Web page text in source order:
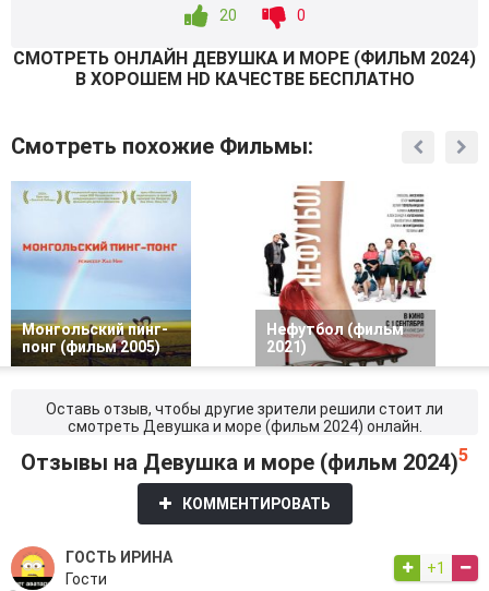
20 0
СМОТРEТЬ ОНЛАЙН ДЕВУШКА И МОРЕ (ФИЛЬМ 2024)
В ХОРОШЕМ HD КАЧЕСТВЕ БЕСПЛАТНО
Смотреть похожие Фильмы:
Монгольский пинг-
понг (фильм 2005)
Нефутбол (фильм
2021)
Оставь отзыв, чтобы другие зрители решили стоит ли
смотреть Девушка и море (фильм 2024) онлайн.
Отзывы на Девушка и море (фильм 2024)5
КОММЕНТИРОВАТЬ
ГОСТЬ ИРИНА
Гости
+1